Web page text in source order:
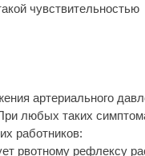
чувствительностью
артериального
любых таких
работников:
рвотному рефлексу